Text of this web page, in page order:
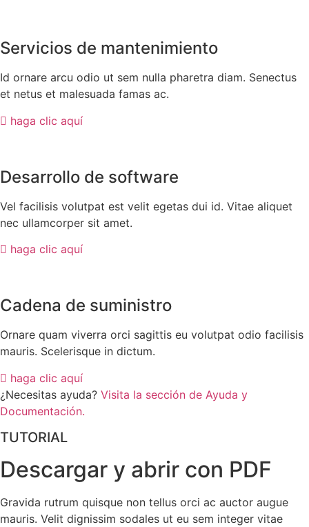
Servicios de mantenimiento
Id ornare arcu odio ut sem nulla pharetra diam. Senectus
et netus et malesuada famas ac.
haga clic aquí
Desarrollo de software
Vel facilisis volutpat est velit egetas dui id. Vitae aliquet
nec ullamcorper sit amet.
haga clic aquí
Cadena de suministro
Ornare quam viverra orci sagittis eu volutpat odio facilisis
mauris. Scelerisque in dictum.
haga clic aquí
¿Necesitas ayuda? Visita la sección de Ayuda y
Documentación.
TUTORIAL
Descargar y abrir con PDF
Gravida rutrum quisque non tellus orci ac auctor augue
mauris. Velit dignissim sodales ut eu sem integer vitae